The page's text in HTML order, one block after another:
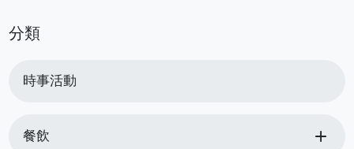
分類
時事活動
餐飲 add